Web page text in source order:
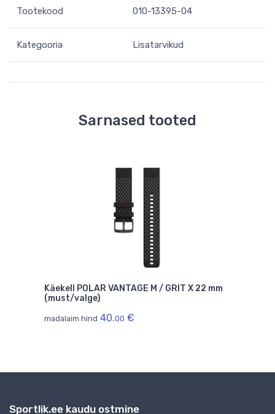
Tootekood 010-13395-04
Kategooria Lisatarvikud
Sarnased tooted
Käekell POLAR VANTAGE M / GRIT X 22 mm
(must/valge)
madalaim hind 40.00 €
Sportlik.ee kaudu ostmine